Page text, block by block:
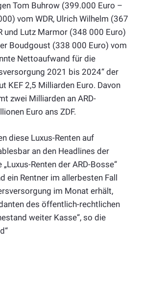
Tom Buhrow (399.000 Euro –
vom WDR, Ulrich Wilhelm (367
und Lutz Marmor (348 000 Euro)
Boudgoust (338 000 Euro) vom
Nettoaufwand für die
2021 bis 2024“ der
KEF 2,5 Milliarden Euro. Davon
zwei Milliarden an ARD-
Euro ans ZDF.
diese Luxus-Renten auf
an den Headlines der
„Luxus-Renten der ARD-Bosse“
ein Rentner im allerbesten Fall
im Monat erhält,
des öffentlich-rechtlichen
weiter Kasse“, so die